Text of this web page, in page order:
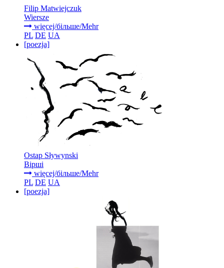
Filip Matwiejczuk
Wiersze
więcej/більше/Mehr
PL DE UA
[poezja]
Ostap Sływynski
Вірші
więcej/більше/Mehr
PL DE UA
[poezja]